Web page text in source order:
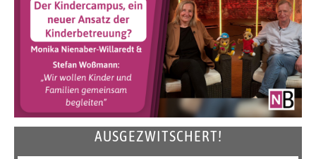
AUSGEZWITSCHERT!